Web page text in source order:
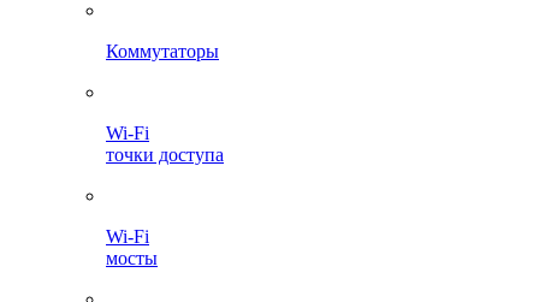
Коммутаторы
Wi-Fi
точки доступа
Wi-Fi
мосты